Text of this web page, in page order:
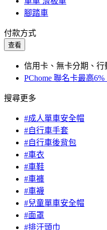
腳踏車
付款方式
查看
信用卡、無卡分期、
PChome 聯名卡最高
搜尋更多
#成人單車安全帽
#自行車手套
#自行車後背包
#車衣
#車鞋
#車褲
#車襪
#兒童單車安全帽
#面罩
#排汗頭巾